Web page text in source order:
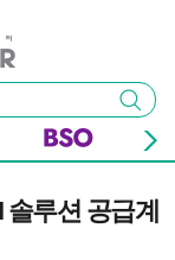
검색
루션 공급계